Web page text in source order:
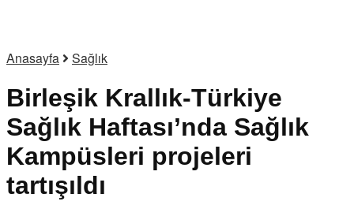
Anasayfa Sağlık
Birleşik Krallık-Türkiye
Sağlık Haftası’nda Sağlık
Kampüsleri projeleri
tartışıldı